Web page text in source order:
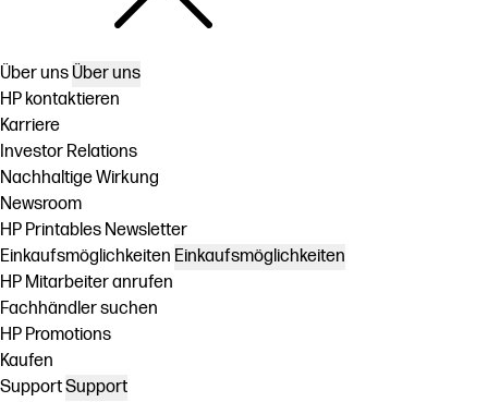
Über uns Über uns
HP kontaktieren
Karriere
Investor Relations
Nachhaltige Wirkung
Newsroom
HP Printables Newsletter
Einkaufsmöglichkeiten Einkaufsmöglichkeiten
HP Mitarbeiter anrufen
Fachhändler suchen
HP Promotions
Kaufen
SupportSupport